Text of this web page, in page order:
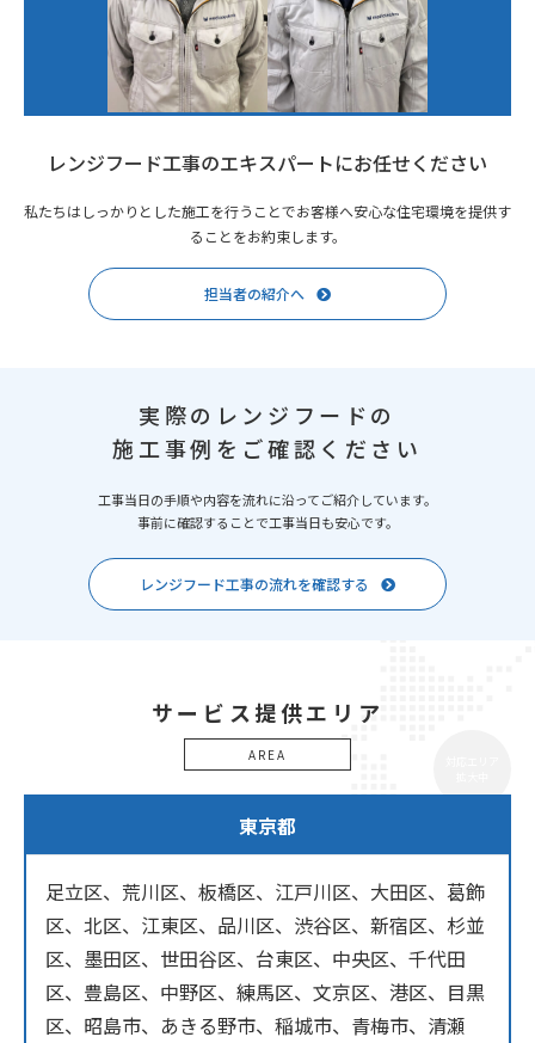
レンジフード工事のエキスパートにお任せください
私たちはしっかりとした施工を行うことでお客様へ安心な住宅環境を提供す
ることをお約束します。
担当者の紹介へ
実際のレンジフードの
施工事例をご確認ください
工事当日の手順や内容を流れに沿ってご紹介しています。
事前に確認することで工事当日も安心です。
レンジフード工事の流れを確認する
サービス提供エリア
AREA
東京都
足立区、荒川区、板橋区、江戸川区、大田区、葛飾
区、北区、江東区、品川区、渋谷区、新宿区、杉並
区、墨田区、世田谷区、台東区、中央区、千代田
区、豊島区、中野区、練馬区、文京区、港区、目黒
区、昭島市、あきる野市、稲城市、青梅市、清瀬